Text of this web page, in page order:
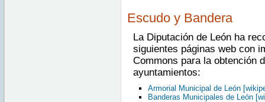
Escudo y Bandera
La Diputación de León ha
siguientes páginas web con
Commons para la obtención
ayuntamientos:
Armorial Municipal de León
Banderas Municipales de León